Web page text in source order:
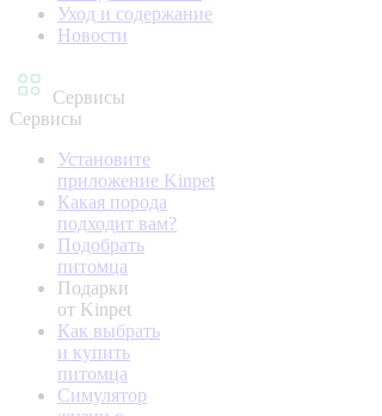
Уход и содержание
Новости
Сервисы
Сервисы
Установите
приложение Kinpet
Какая порода
подходит вам?
Подобрать
питомца
Подарки
от Kinpet
Как выбрать
и купить
питомца
Симулятор